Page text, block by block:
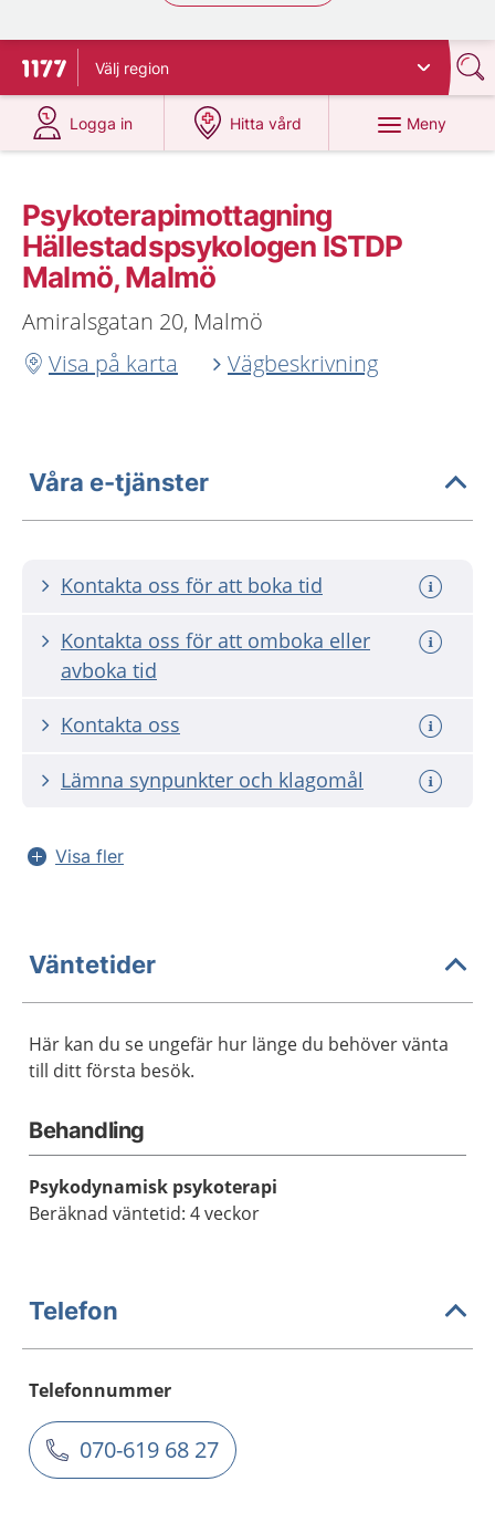
Till startsidan för 1177
Välj region
Logga in
på 1177.se
Hitta vård
på 1177.se
Meny
Psykoterapimottagning
Hällestadspsykologen ISTDP
Malmö, Malmö
Amiralsgatan 20, Malmö
Visa på karta
Vägbeskrivning
Våra e-tjänster
Kontakta oss för att boka tid
Kontakta oss för att omboka eller
avboka tid
Kontakta oss
Lämna synpunkter och klagomål
Visa fler
Väntetider
Här kan du se ungefär hur länge du behöver vänta
till ditt första besök.
Behandling
Psykodynamisk psykoterapi
Beräknad väntetid: 4 veckor
Telefon
Telefonnummer
070-619 68 27